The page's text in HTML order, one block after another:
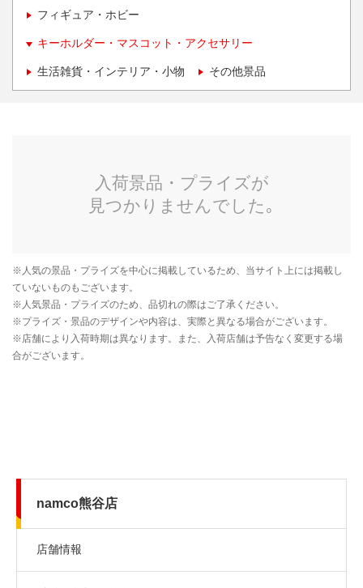
フィギュア・ホビー
キーホルダー・マスコット・アクセサリー
生活雑貨・インテリア・小物 その他景品
namco熊谷店
店舗情報